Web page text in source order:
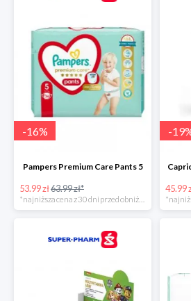
-16%
Pampers Premium Care Pants 5
53.99 zł63.99 zł*
*najniższa cena z 30 dni przed obniżką
-19
45.99